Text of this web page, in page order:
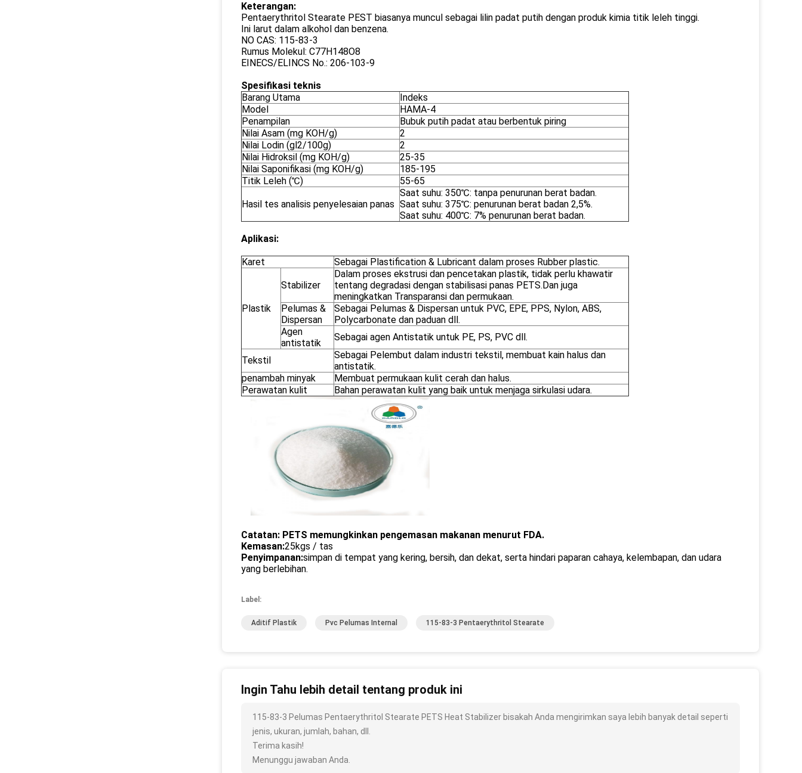
Keterangan:
Pentaerythritol Stearate PEST biasanya muncul sebagai lilin padat putih dengan produk kimia titik leleh tinggi.
Ini larut dalam alkohol dan benzena.
NO CAS: 115-83-3
Rumus Molekul: C77H148O8
EINECS/ELINCS No.: 206-103-9
Spesifikasi teknis
Barang Utama
Indeks
Model
HAMA-4
Penampilan
Bubuk putih padat atau berbentuk piring
Nilai Asam (mg KOH/g)
2
Nilai Lodin (gl2/100g)
2
Nilai Hidroksil (mg KOH/g)
25-35
Nilai Saponifikasi (mg KOH/g)
185-195
Titik Leleh (℃)
55-65
Hasil tes analisis penyelesaian panas
Saat suhu: 350℃: tanpa penurunan berat badan.
Saat suhu: 375℃: penurunan berat badan 2,5%.
Saat suhu: 400℃: 7% penurunan berat badan.
Aplikasi:
Karet Sebagai Plastification & Lubricant dalam proses Rubber plastic.
Plastik
Stabilizer
Dalam proses ekstrusi dan pencetakan plastik, tidak perlu khawatir
tentang degradasi dengan stabilisasi panas PETS.Dan juga
meningkatkan Transparansi dan permukaan.
Pelumas &
Dispersan
Sebagai Pelumas & Dispersan untuk PVC, EPE, PPS, Nylon, ABS,
Polycarbonate dan paduan dll.
Agen
antistatik
Sebagai agen Antistatik untuk PE, PS, PVC dll.
Tekstil
Sebagai Pelembut dalam industri tekstil, membuat kain halus dan
antistatik.
penambah minyak
Membuat permukaan kulit cerah dan halus.
Perawatan kulit
Bahan perawatan kulit yang baik untuk menjaga sirkulasi udara.
Catatan: PETS memungkinkan pengemasan makanan menurut FDA.
Kemasan:25kgs / tas
Penyimpanan:simpan di tempat yang kering, bersih, dan dekat, serta hindari paparan cahaya, kelembapan, dan udara
yang berlebihan.
Label:
Aditif Plastik Pvc Pelumas Internal 115-83-3 Pentaerythritol Stearate
Ingin Tahu lebih detail tentang produk ini
115-83-3 Pelumas Pentaerythritol Stearate PETS Heat Stabilizer bisakah Anda mengirimkan saya lebih banyak detail seperti
jenis, ukuran, jumlah, bahan, dll.
Terima kasih!
Menunggu jawaban Anda.